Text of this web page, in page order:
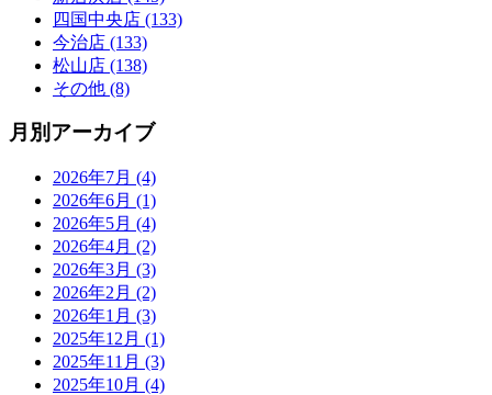
四国中央店 (133)
今治店 (133)
松山店 (138)
その他 (8)
月別アーカイブ
2026年7月 (4)
2026年6月 (1)
2026年5月 (4)
2026年4月 (2)
2026年3月 (3)
2026年2月 (2)
2026年1月 (3)
2025年12月 (1)
2025年11月 (3)
2025年10月 (4)